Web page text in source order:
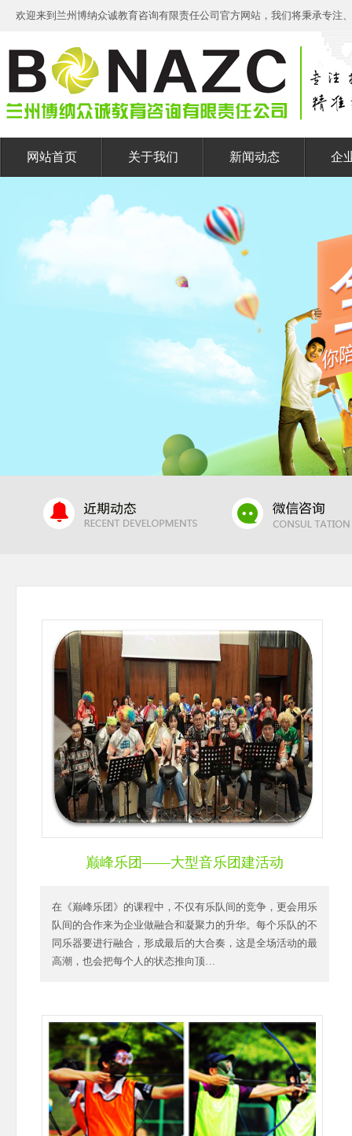
欢迎来到兰州博纳众诚教育咨询有限责任公司官方网站，我们将秉承专注
网站首页 关于我们 新闻动态 企
巅峰乐团——大型音乐团建活动
在《巅峰乐团》的课程中，不仅有乐队间的竞争，更会用乐
队间的合作来为企业做融合和凝聚力的升华。每个乐队的不
同乐器要进行融合，形成最后的大合奏，这是全场活动的最
高潮，也会把每个人的状态推向顶…